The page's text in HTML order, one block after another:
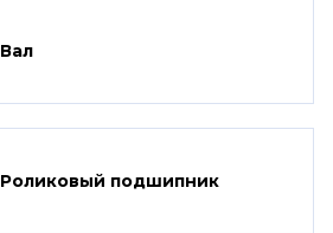
Вал
Роликовый подшипник